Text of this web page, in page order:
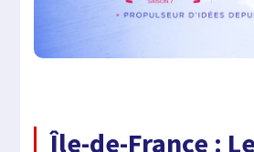
Île-de-France :